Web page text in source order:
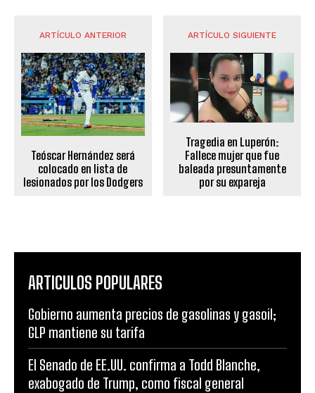
ARTÍCULO ANTERIOR
Teóscar Hernández será
colocado en lista de
lesionados por los Dodgers
ARTÍCULO SIGUIENTE
Tragedia en Luperón:
Fallece mujer que fue
baleada presuntamente
por su expareja
ARTICULOS POPULARES
Gobierno aumenta precios de gasolinas y gasoil;
GLP mantiene su tarifa
El Senado de EE.UU. confirma a Todd Blanche,
exabogado de Trump, como fiscal general